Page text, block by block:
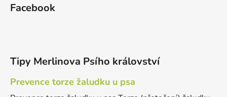
Facebook
Tipy Merlinova Psího království
Prevence torze žaludku u psa